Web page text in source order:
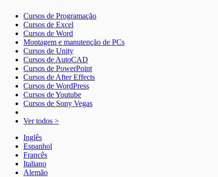
Cursos de Programação
Cursos de Excel
Cursos de Word
Montagem e manutenção de PCs
Cursos de Unity
Cursos de AutoCAD
Cursos de PowerPoint
Cursos de After Effects
Cursos de WordPress
Cursos de Youtube
Cursos de Sony Vegas
Ver todos >
Inglês
Espanhol
Francês
Italiano
Alemão